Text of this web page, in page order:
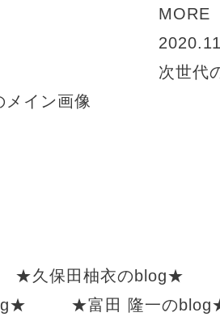
MORE
次世代
★久保田柚衣のblog★
★富田 隆一の